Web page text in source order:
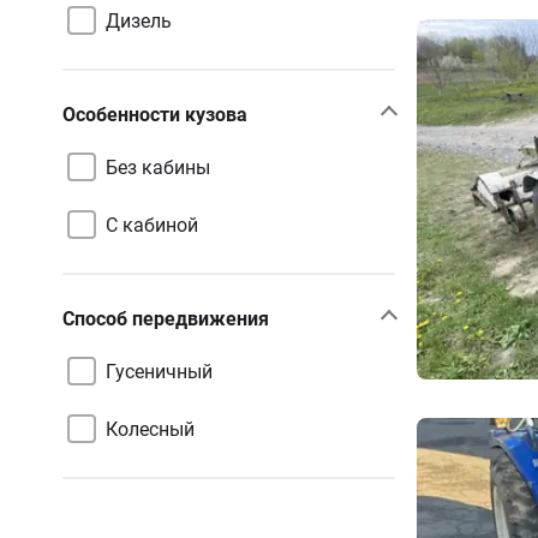
Дизель
Особенности кузова
Без кабины
С кабиной
Способ передвижения
Гусеничный
Колесный